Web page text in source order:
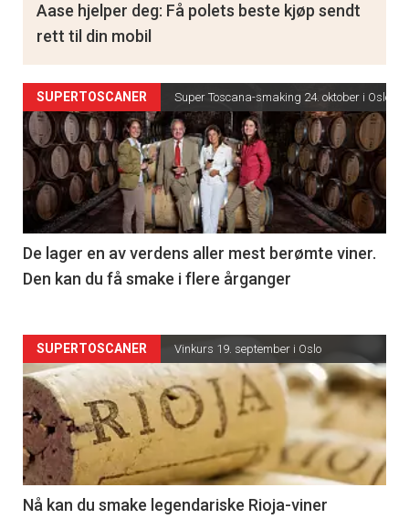
SUPERTOSCANER Super Toscana-smaking 24. oktober i Oslo
De lager en av verdens aller mest berømte viner.
Den kan du få smake i flere årganger
SUPERTOSCANER Vinkurs 19. september i Oslo
Nå kan du smake legendariske Rioja-viner
Aase hjelper deg: Få polets beste kjøp sendt
rett til din mobil